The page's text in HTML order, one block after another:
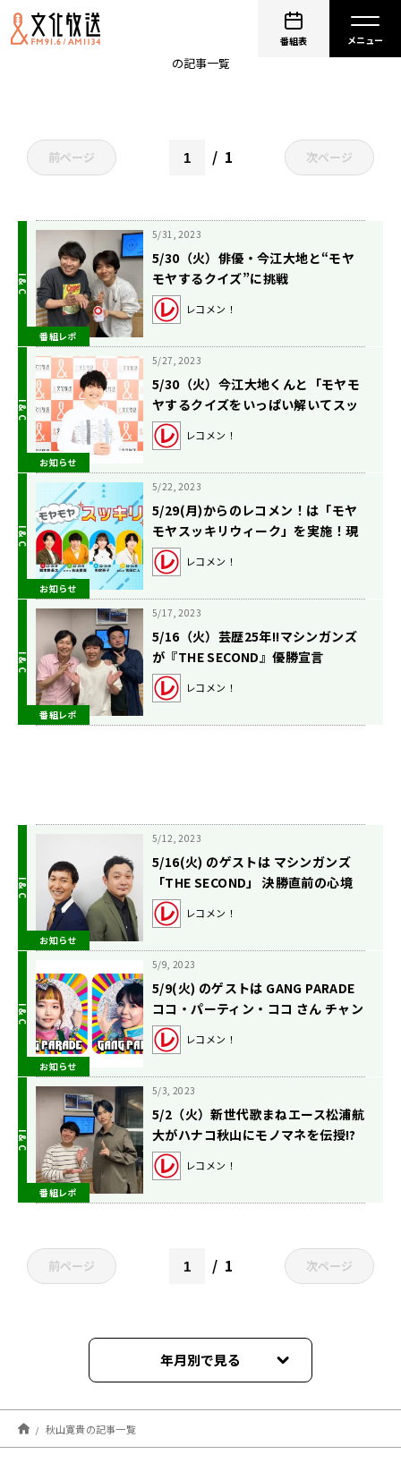
番組表
の記事一覧
前ページ 1 次ページ
番組レポ
5/31, 2023
5/30（火）俳優・今江大地と“モヤ
モヤするクイズ”に挑戦
レコメン！
お知らせ
5/27, 2023
5/30（火）今江大地くんと「モヤモ
ヤするクイズをいっぱい解いてスッ
キリしようSP」
レコメン！
お知らせ
5/22, 2023
5/29(月)からのレコメン！は「モヤ
モヤスッキリウィーク」を実施！現
金1万円も当たる？！
レコメン！
番組レポ
5/17, 2023
5/16（火）芸歴25年!!マシンガンズ
が『THE SECOND』優勝宣言
レコメン！
お知らせ
5/12, 2023
5/16(火) のゲストは マシンガンズ
「THE SECOND」 決勝直前の心境
を語る
レコメン！
お知らせ
5/9, 2023
5/9(火) のゲストは GANG PARADE
ココ・パーティン・ココ さん チャン
ベイビー さん
レコメン！
番組レポ
5/3, 2023
5/2（火）新世代歌まねエース松浦航
大がハナコ秋山にモノマネを伝授!?
レコメン！
前ページ 1 次ページ
年月別で見る
2025年08月
2025年07月
秋山寛貴の記事一覧